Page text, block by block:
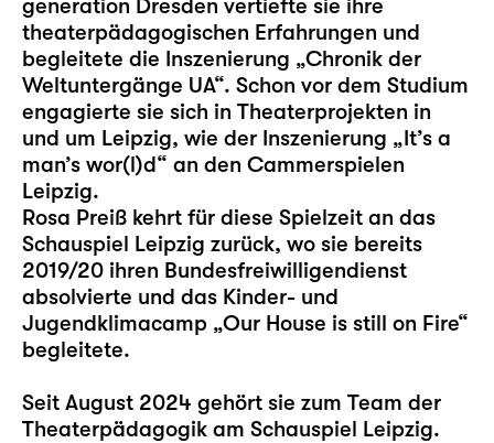
generation Dresden vertiefte sie ihre
theaterpädagogischen Erfahrungen und
begleitete die Inszenierung „Chronik der
Weltuntergänge UA“. Schon vor dem Studium
engagierte sie sich in Theaterprojekten in
und um Leipzig, wie der Inszenierung „It’s a
man’s wor(l)d“ an den Cammerspielen
Leipzig.
Rosa Preiß kehrt für diese Spielzeit an das
Schauspiel Leipzig zurück, wo sie bereits
2019/20 ihren Bundesfreiwilligendienst
absolvierte und das Kinder- und
Jugendklimacamp „Our House is still on Fire“
begleitete.
Seit August 2024 gehört sie zum Team der
Theaterpädagogik am Schauspiel Leipzig.